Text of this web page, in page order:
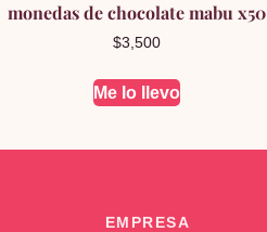
monedas de chocolate mabu x50
$3,500
Me lo llevo
EMPRESA